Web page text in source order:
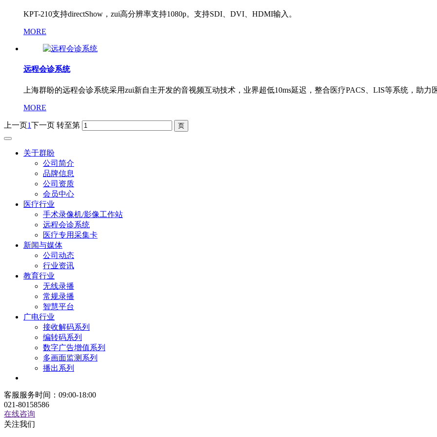
KPT-210支持directShow，zui高分辨率支持1080p。支持SDI、DVI、HDMI输入。
MORE
远程会诊系统
上海群盼的远程会诊系统采用zui新自主开发的音视频互动技术，业界超低10ms延迟，整合医疗PACS、LIS等系统，助力
MORE
上一页1下一页 转至第
关于群盼
公司简介
品牌信息
公司资质
会员中心
医疗行业
手术录像机/影像工作站
远程会诊系统
医疗专用采集卡
新闻与媒体
公司动态
行业资讯
教育行业
无线录播
常规录播
智慧平台
广电行业
接收解码系列
编转码系列
数字广告增值系列
多画面监测系列
播出系列
客服服务时间：09:00-18:00
021-80158586
在线咨询
关注我们